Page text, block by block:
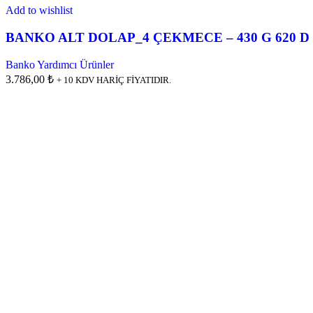
Add to wishlist
BANKO ALT DOLAP_4 ÇEKMECE – 430 G 620 D
Banko Yardımcı Ürünler
3.786,00 ₺ + 10 KDV HARİÇ FİYATIDIR.